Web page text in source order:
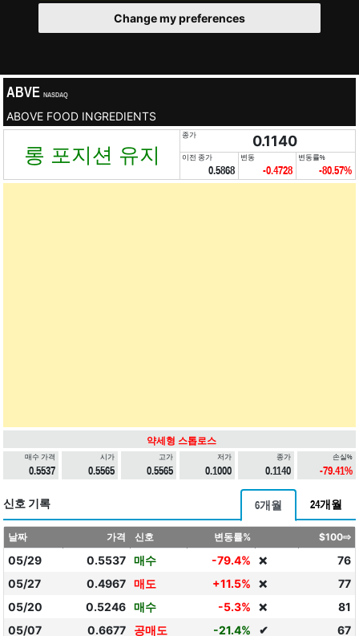
Change my preferences
ABVE NASDAQ
ABOVE FOOD INGREDIENTS
롱 포지션 유지
종가 0.1140
이전 종가
0.5868
변동
-0.4728
변동률%
-80.57%
약세형 스톱로스
매수 가격
0.5537
시가
0.5565
고가
0.5565
저가
0.1000
종가
0.1140
손실%
-79.41%
신호 기록 6개월 24개월
날짜 가격 신호 변동률% $100⇨
05/29 0.5537 매수 -79.4% ❌
76
05/27
0.4967 매도 +11.5% ❌
77
05/20
0.5246 매수 -5.3% ❌
81
05/07
0.6677 공매도 -21.4% ✔
67